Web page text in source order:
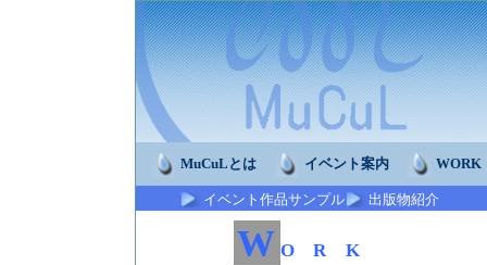
MuCuLとは イベント案内 WORK
イベント作品サンプル 出版物紹介
W ORK